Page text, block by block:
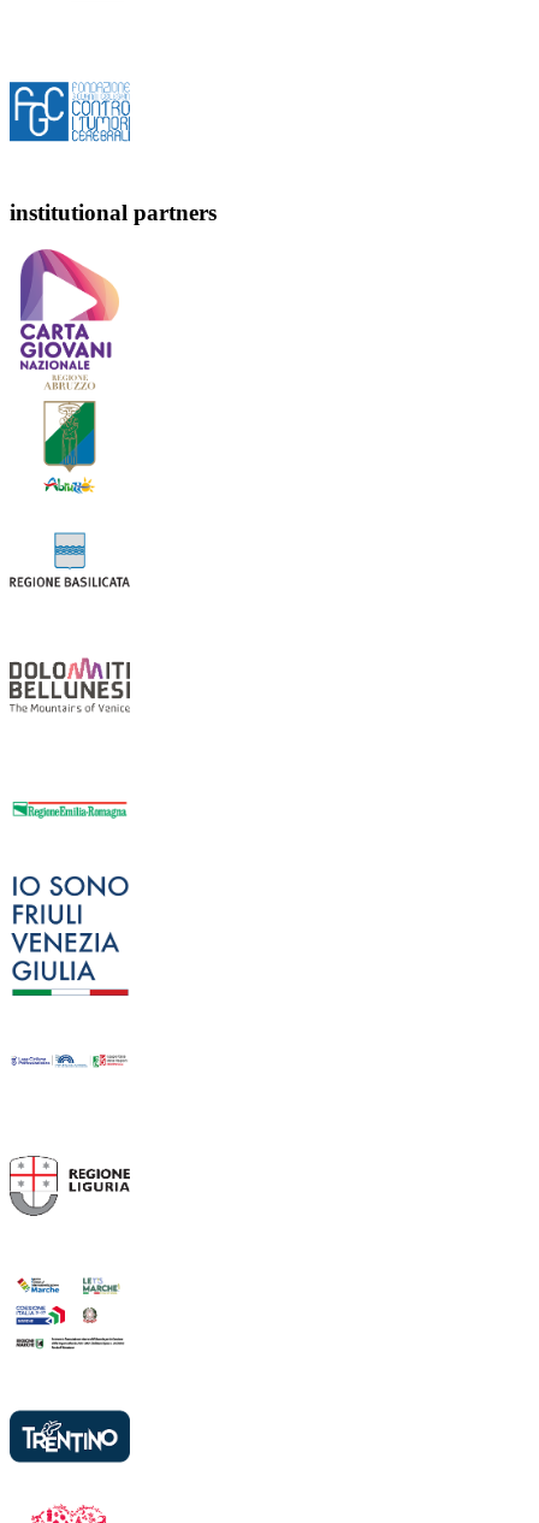
institutional partners